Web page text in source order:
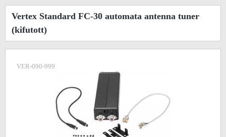
Vertex Standard FC-30 automata antenna tuner
(kifutott)
VER-090-999